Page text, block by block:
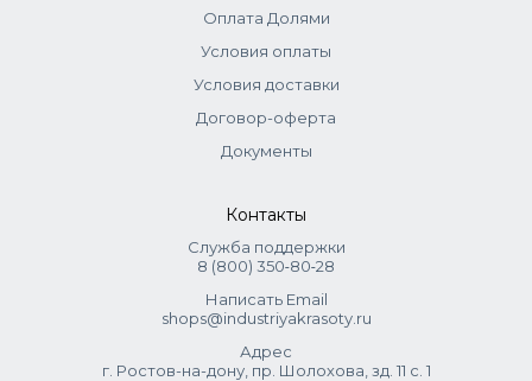
Оплата Долями
Условия оплаты
Условия доставки
Договор-оферта
Документы
Контакты
Служба поддержки
8 (800) 350‑80‑28
Написать Email
shops@industriyakrasoty.ru
Адрес
г. Ростов-на-дону, пр. Шолохова, зд. 11 с. 1